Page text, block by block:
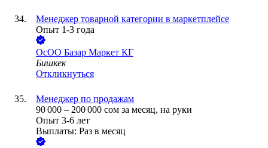
Менеджер товарной категории в маркетплейсе
Опыт 1-3 года
ОсОО Базар Маркет КГ
Бишкек
Откликнуться
Менеджер по продажам
90 000 – 200 000 сом за месяц, на руки
Опыт 3-6 лет
Выплаты: Раз в месяц